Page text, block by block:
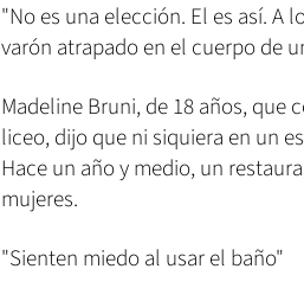
"No es una elección. El es así. A
varón atrapado en el cuerpo de
Madeline Bruni, de 18 años, que
liceo, dijo que ni siquiera en un
Hace un año y medio, un
mujeres.
"Sienten miedo al usar el baño"